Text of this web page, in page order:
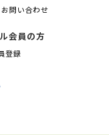
お問い合わせ
会員の方
登録